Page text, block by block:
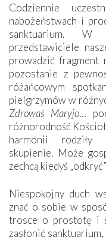
Codziennie
nabożeństwach i
sanktuarium. W
przedstawiciele
prowadzić fragment
pozostanie z
różańcowym
pielgrzymów w
Zdrowaś Maryjo…
różnorodność
harmonii rodziły
skupienie. Może
zechcą kiedyś
Niespokojny duch
znać o sobie w
trosce o prostotę i
zasłonić